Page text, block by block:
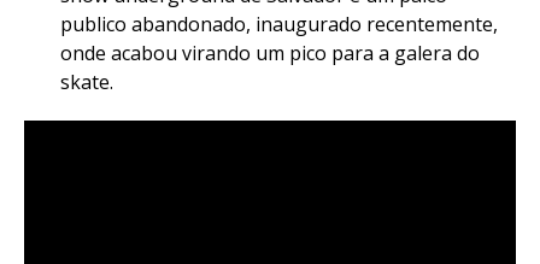
publico abandonado, inaugurado recentemente,
onde acabou virando um pico para a galera do
skate.